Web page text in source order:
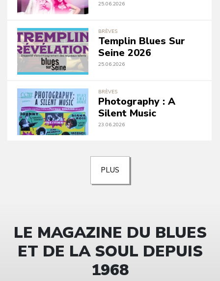
25.06.2026
BRÈVES
Templin Blues Sur
Seine 2026
25.06.2026
BRÈVES
Photography : A
Silent Music
23.06.2026
PLUS
LE MAGAZINE DU BLUES
ET DE LA SOUL DEPUIS
1968